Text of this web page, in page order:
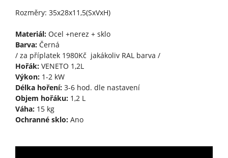
Rozměry: 35x28x11,5(SxVxH)
Materiál:Ocel +nerez + sklo
Barva:Černá
/ za příplatek 1980Kč jakákoliv RAL barva /
Hořák:VENETO 1,2L
Výkon:1-2 kW
Délka hoření:3-6 hod. dle nastavení
Objem hořáku:1,2 L
Váha:15 kg
Ochranné sklo:Ano